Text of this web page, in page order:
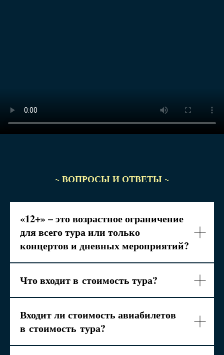
~ ВОПРОСЫ И ОТВЕТЫ ~
«12+» – это возрастное ограничение
для всего тура или только
концертов и дневных мероприятий?
Что входит в стоимость тура?
Входит ли стоимость авиабилетов
в стоимость тура?